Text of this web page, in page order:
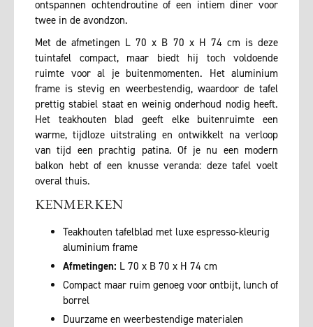
ontspannen ochtendroutine of een intiem diner voor
twee in de avondzon.
Met de afmetingen L 70 x B 70 x H 74 cm is deze
tuintafel compact, maar biedt hij toch voldoende
ruimte voor al je buitenmomenten. Het aluminium
frame is stevig en weerbestendig, waardoor de tafel
prettig stabiel staat en weinig onderhoud nodig heeft.
Het teakhouten blad geeft elke buitenruimte een
warme, tijdloze uitstraling en ontwikkelt na verloop
van tijd een prachtig patina. Of je nu een modern
balkon hebt of een knusse veranda: deze tafel voelt
overal thuis.
KENMERKEN
Teakhouten tafelblad met luxe espresso-kleurig
aluminium frame
Afmetingen: L 70 x B 70 x H 74 cm
Compact maar ruim genoeg voor ontbijt, lunch of
borrel
Duurzame en weerbestendige materialen